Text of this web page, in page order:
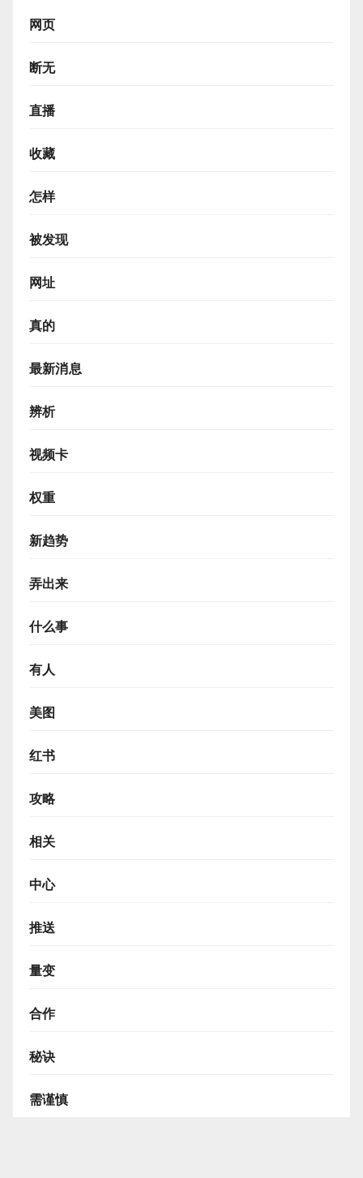
网页
断无
直播
收藏
怎样
被发现
网址
真的
最新消息
辨析
视频卡
权重
新趋势
弄出来
什么事
有人
美图
红书
攻略
相关
中心
推送
量变
合作
秘诀
需谨慎